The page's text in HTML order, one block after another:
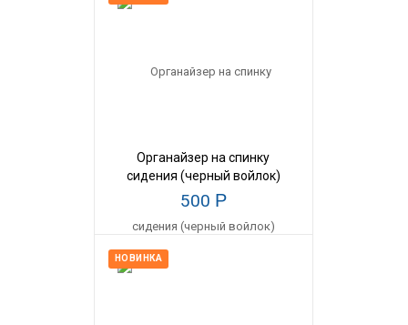
Органайзер на спинку
сидения (черный войлок)
500 Р
НОВИНКА